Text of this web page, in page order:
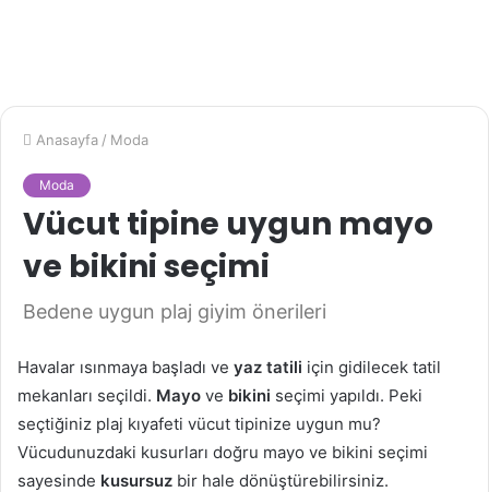
Anasayfa / Moda
Moda
Vücut tipine uygun mayo
ve bikini seçimi
Bedene uygun plaj giyim önerileri
Havalar ısınmaya başladı ve yaz tatili için gidilecek tatil
mekanları seçildi. Mayo ve bikini seçimi yapıldı. Peki
seçtiğiniz plaj kıyafeti vücut tipinize uygun mu?
Vücudunuzdaki kusurları doğru mayo ve bikini seçimi
sayesinde kusursuz bir hale dönüştürebilirsiniz.